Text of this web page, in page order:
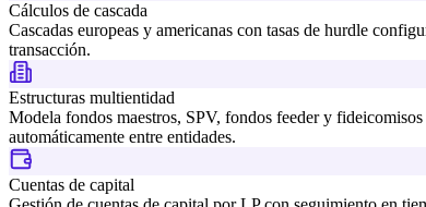
Cálculos de cascada
Cascadas europeas y americanas con tasas de hurdle
transacción.
Estructuras multientidad
Modela fondos maestros, SPV, fondos feeder y
automáticamente entre entidades.
Cuentas de capital